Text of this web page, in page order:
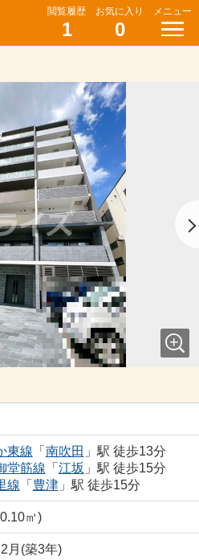
閲覧履歴
1
お気に入り
0
メニュー
東線 「 南吹田 」駅 徒歩13分
堂筋線 「 江坂 」駅 徒歩15分
線 「 豊津」駅 徒歩15分
㎡)
月(築3年)